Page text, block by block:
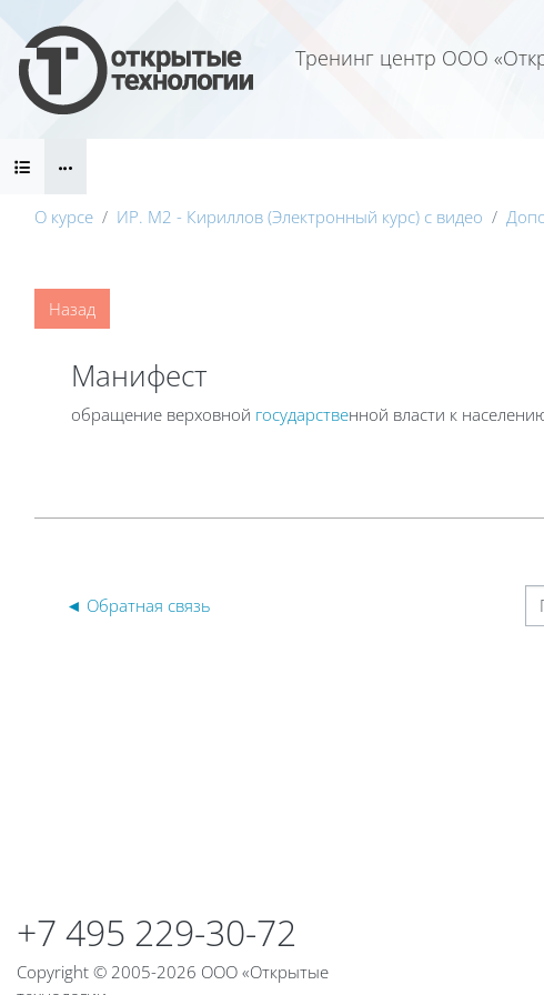
Тренинг центр ООО
Блоки
О курсе ИР. М2 - Кириллов (Электронный курс) с видео
Блоки
Назад
Манифест
обращение верховной государственной власти к
◄ Обратная связь
+7 495 229-30-72
Copyright © 2005-2026 ООО «Открытые